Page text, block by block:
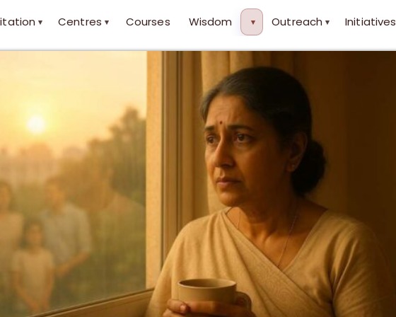
▾ Centres ▾ Courses Wisdom ▾ Outreach ▾ Initiatives